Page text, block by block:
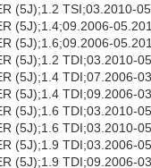
(5J);1.2 TSI;03.2010-
(5J);1.4;09.2006-
(5J);1.6;09.2006-
(5J);1.2 TDI;03.2010-
(5J);1.4 TDI;07.2006-
(5J);1.4 TDI;09.2006-
(5J);1.6 TDI;03.2010-
(5J);1.6 TDI;03.2010-
(5J);1.9 TDI;03.2006-
(5J);1.9 TDI;09.2006-